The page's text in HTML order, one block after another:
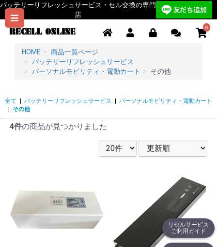
リセルサービス
ご利用ガイド
バッテリーリフレッシュサービス・セル交換の専門
店
0
HOME
商品一覧ページ
バッテリーリフレッシュサービス
パーソナルモビリティ・電動カート
その他
全て バッテリーリフレッシュサービス
パーソナルモビリティ・電動カート
その他
4件の商品が見つかりました